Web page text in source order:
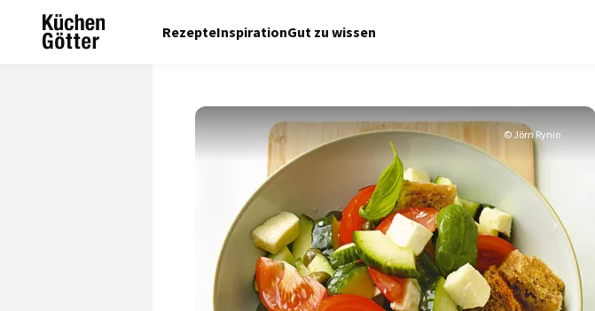
RezepteInspirationGut zu wissen
© Jörn Rynio